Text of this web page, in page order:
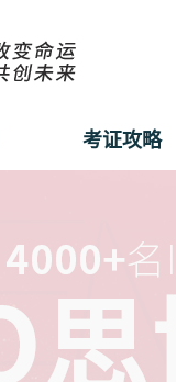
考证攻略